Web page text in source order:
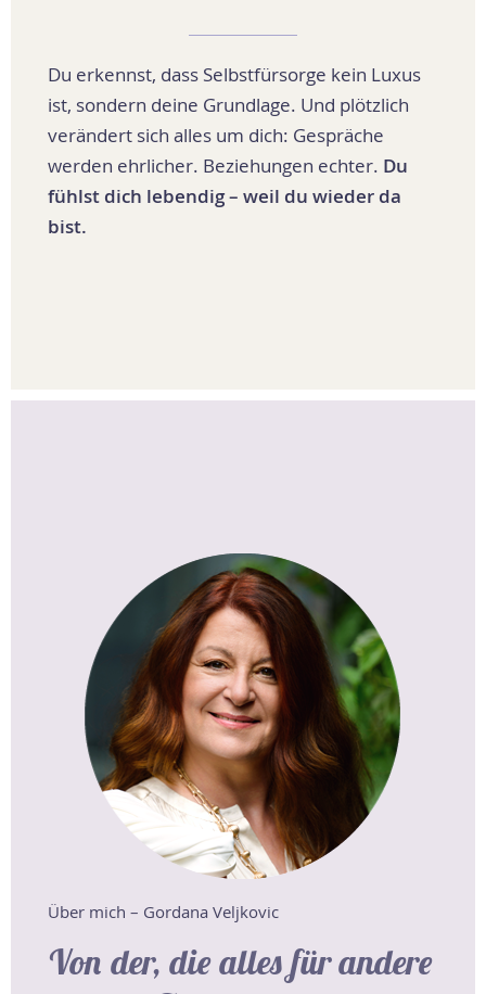
Du erkennst, dass Selbstfürsorge kein Luxus
ist, sondern deine Grundlage. Und plötzlich
verändert sich alles um dich: Gespräche
werden ehrlicher. Beziehungen echter. Du
fühlst dich lebendig – weil du wieder da
bist.
Über mich – Gordana Veljkovic
Von der, die alles für andere